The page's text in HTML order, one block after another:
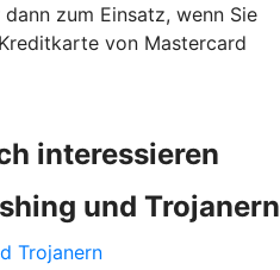
zum Einsatz, wenn Sie
von Mastercard
interessieren
und Trojanern
Trojanern